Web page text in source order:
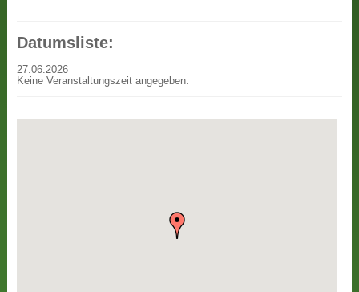
Datumsliste:
27.06.2026
Keine Veranstaltungszeit angegeben.